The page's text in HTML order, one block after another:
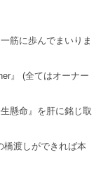
筋に歩んでまいりま
』 (全てはオーナー
懸命』を肝に銘じ取
橋渡しができれば本